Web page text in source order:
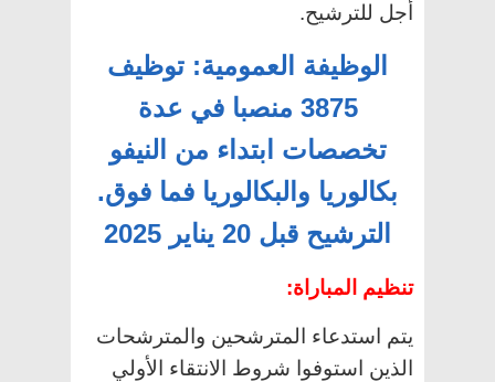
أجل للترشيح.
الوظيفة العمومية: توظيف
3875 منصبا في عدة
تخصصات ابتداء من النيفو
بكالوريا والبكالوريا فما فوق.
الترشيح قبل 20 يناير 2025
تنظيم المباراة:
يتم استدعاء المترشحين والمترشحات
الذين استوفوا شروط الانتقاء الأولي